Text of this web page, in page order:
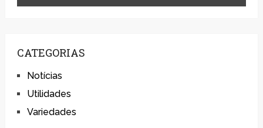
CATEGORIAS
Notícias
Utilidades
Variedades